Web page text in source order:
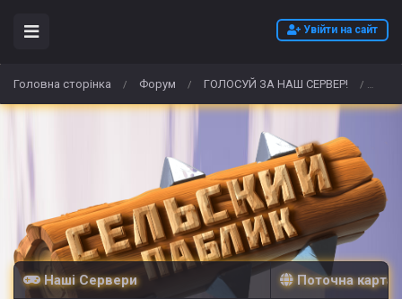
Увійти на сайт
Головна сторінка / Форум / ГОЛОСУЙ ЗА НАШ СЕРВЕР! /
Наші Сервери Поточна карта